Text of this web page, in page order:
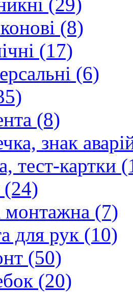
(8)
(17)
(6)
(8)
знак
тест-картки
(24)
монтажна (7)
для рук (10)
(50)
(20)